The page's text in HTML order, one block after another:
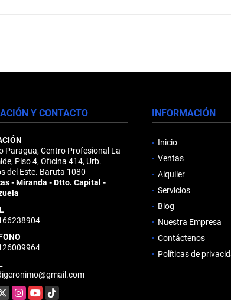
Y CONTACTO
Paragua, Centro Profesional La
Piso 4, Oficina 414, Urb.
del Este. Baruta 1080
- Miranda - Dtto. Capital -
Instagram
YouTubeTikTok
INFORMACIÓN
Inicio
Ventas
Alquiler
Servicios
Blog
Nuestra Empresa
Contáctenos
Políticas de